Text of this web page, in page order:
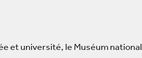
et université, le Muséum national